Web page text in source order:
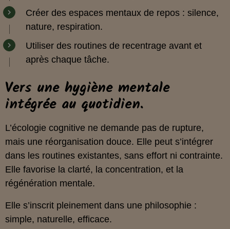
Créer des espaces mentaux de repos : silence,
nature, respiration.
Utiliser des routines de recentrage avant et
après chaque tâche.
Vers une hygiène mentale
intégrée au quotidien.
L’écologie cognitive ne demande pas de rupture,
mais une réorganisation douce. Elle peut s’intégrer
dans les routines existantes, sans effort ni contrainte.
Elle favorise la clarté, la concentration, et la
régénération mentale.
Elle s’inscrit pleinement dans une philosophie :
simple, naturelle, efficace.